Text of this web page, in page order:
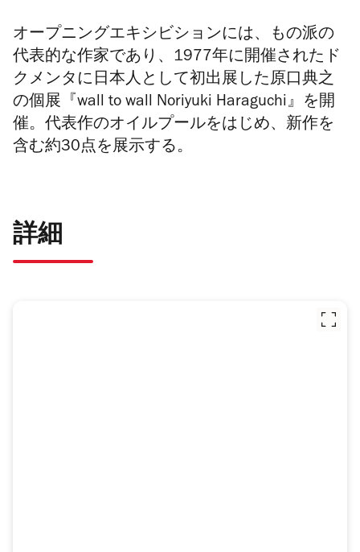
オープニングエキシビションには、もの派の
代表的な作家であり、1977年に開催されたド
クメンタに日本人として初出展した原口典之
の個展『wall to wall Noriyuki Haraguchi』を開
催。 代表作のオイルプールをはじめ、新作を
含む約30点を展示する。
詳細